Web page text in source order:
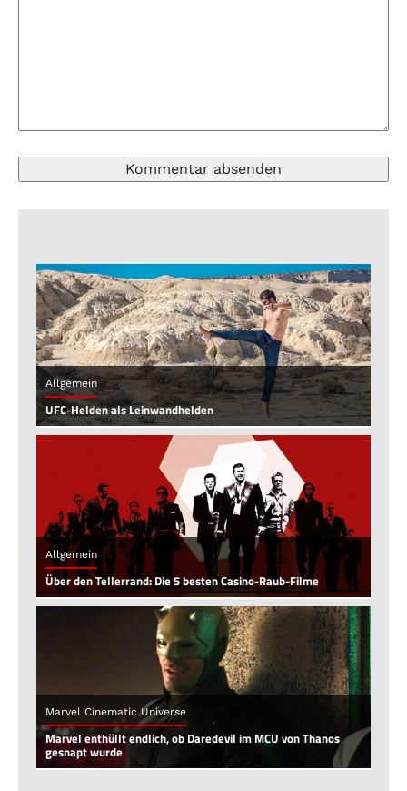
Allgemein
UFC-Helden als Leinwandhelden
Allgemein
Über den Tellerrand: Die 5 besten Casino-Raub-Filme
Marvel Cinematic Universe
Marvel enthüllt endlich, ob Daredevil im MCU von Thanos
gesnapt wurde